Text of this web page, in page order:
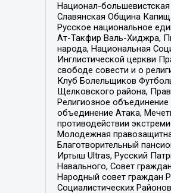
Национал-
Славянская Община
Русское национальное
Ат-Такфир Валь-Хиджра,
народа, Национальная
Инглистической церкви
свободе совести и о
Клуб Болельщиков
Щелковского района,
Религиозное
объединение Атака,
противодействии
Молодежная
Благотворительный
Иртыш Ultras, Русский
Навального, Совет
Народный совет граждан
Социалистических